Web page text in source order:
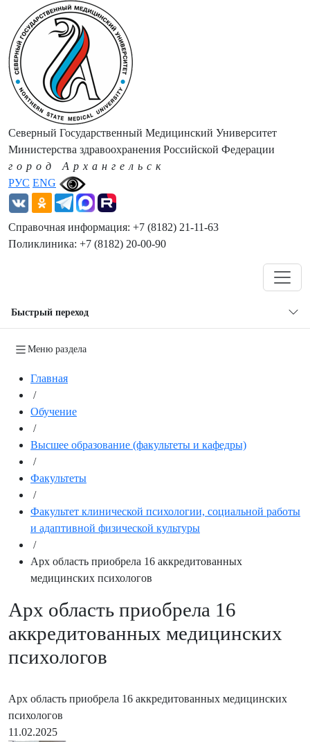
РУС ENG
Северный Государственный Медицинский Университет
Министерства здравоохранения Российской Федерации
город Архангельск
Справочная информация: +7 (8182) 21-11-63
Поликлиника: +7 (8182) 20-00-90
Быстрый переход
Меню раздела
Главная
/
Обучение
/
Высшее образование (факультеты и кафедры)
/
Факультеты
/
Факультет клинической психологии, социальной работы
и адаптивной физической культуры
/
Арх область приобрела 16 аккредитованных
медицинских психологов
Арх область приобрела 16
аккредитованных медицинских
психологов
Арх область приобрела 16 аккредитованных медицинских
психологов
11.02.2025